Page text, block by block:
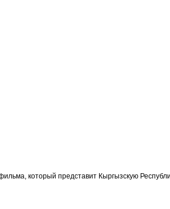
который представит Кыргызскую